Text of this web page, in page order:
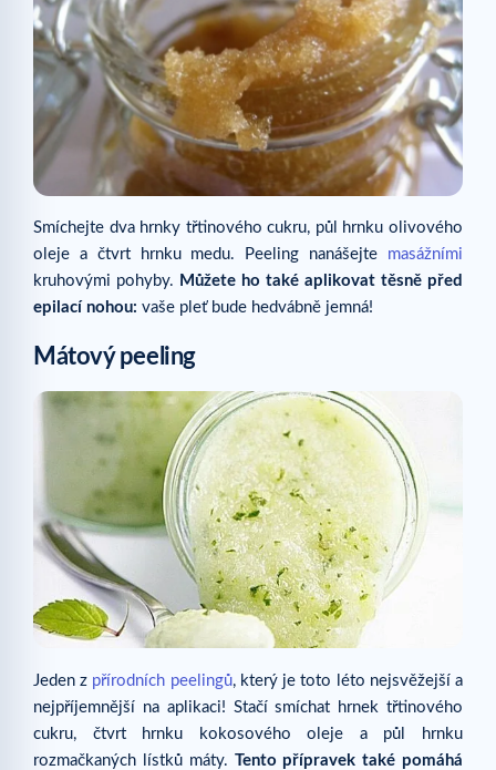
Smíchejte dva hrnky třtinového cukru, půl hrnku olivového
oleje a čtvrt hrnku medu. Peeling nanášejte masážními
kruhovými pohyby. Můžete ho také aplikovat těsně před
epilací nohou: vaše pleť bude hedvábně jemná!
Mátový peeling
Jeden z přírodních peelingů, který je toto léto nejsvěžejší a
nejpříjemnější na aplikaci! Stačí smíchat hrnek třtinového
cukru, čtvrt hrnku kokosového oleje a půl hrnku
rozmačkaných lístků máty. Tento přípravek také pomáhá